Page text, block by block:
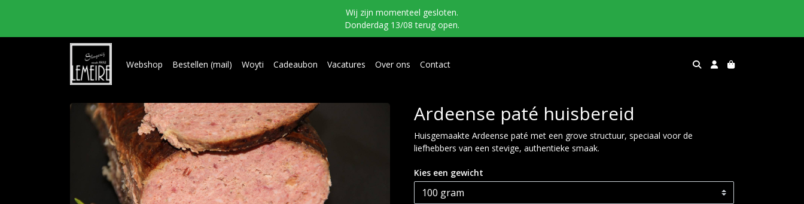
Wij zijn momenteel gesloten.
Donderdag 13/08 terug open.
Webshop Bestellen (mail) Woyti Cadeaubon Vacatures Over ons Contact
Ardeense paté huisbereid
Huisgemaakte Ardeense paté met een grove structuur, speciaal voor de
liefhebbers van een stevige, authentieke smaak.
Kies een gewicht